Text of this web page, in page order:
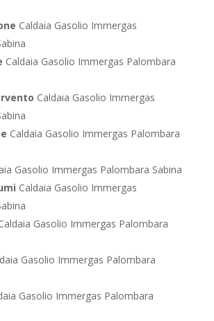
Caldaia Gasolio Immergas
Caldaia Gasolio Immergas Palombara
Caldaia Gasolio Immergas
Caldaia Gasolio Immergas Palombara
Gasolio Immergas Palombara Sabina
Caldaia Gasolio Immergas
Gasolio Immergas Palombara
Gasolio Immergas Palombara
Gasolio Immergas Palombara